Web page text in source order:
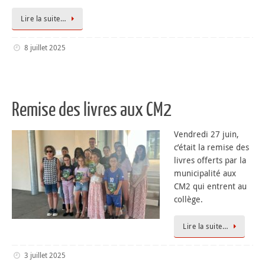
Lire la suite…
8 juillet 2025
Remise des livres aux CM2
Vendredi 27 juin,
c’était la remise des
livres offerts par la
municipalité aux
CM2 qui entrent au
collège.
Lire la suite…
3 juillet 2025